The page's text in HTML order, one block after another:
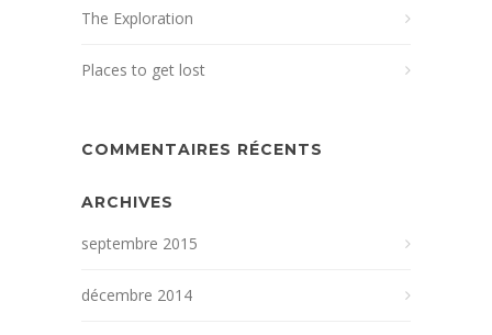
The Exploration
Places to get lost
COMMENTAIRES RÉCENTS
ARCHIVES
septembre 2015
décembre 2014